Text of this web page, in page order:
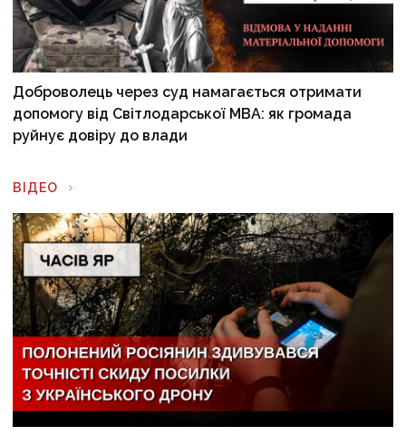
Доброволець через суд намагається отримати
допомогу від Світлодарської МВА: як громада
руйнує довіру до влади
ВІДЕО